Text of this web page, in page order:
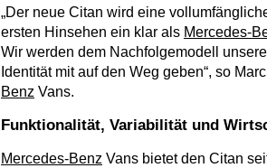
„Der neue Citan wird eine
ersten Hinsehen ein klar als Mercedes-
Wir werden dem Nachfolgemodell
Identität mit auf den Weg geben“, so
Benz Vans.
Funktionalität, Variabilität und
Mercedes-Benz Vans bietet den Citan